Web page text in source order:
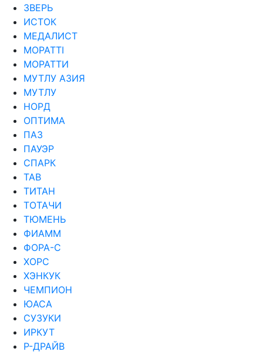
ЗВЕРЬ
ИСТОК
МЕДАЛИСТ
МОРАТТI
МОРАТТИ
МУТЛУ АЗИЯ
МУТЛУ
НОРД
ОПТИМА
ПАЗ
ПАУЭР
СПАРК
ТАВ
ТИТАН
ТОТАЧИ
ТЮМЕНЬ
ФИАММ
ФОРА-С
ХОРС
ХЭНКУК
ЧЕМПИОН
ЮАСА
СУЗУКИ
ИРКУТ
Р-ДРАЙВ